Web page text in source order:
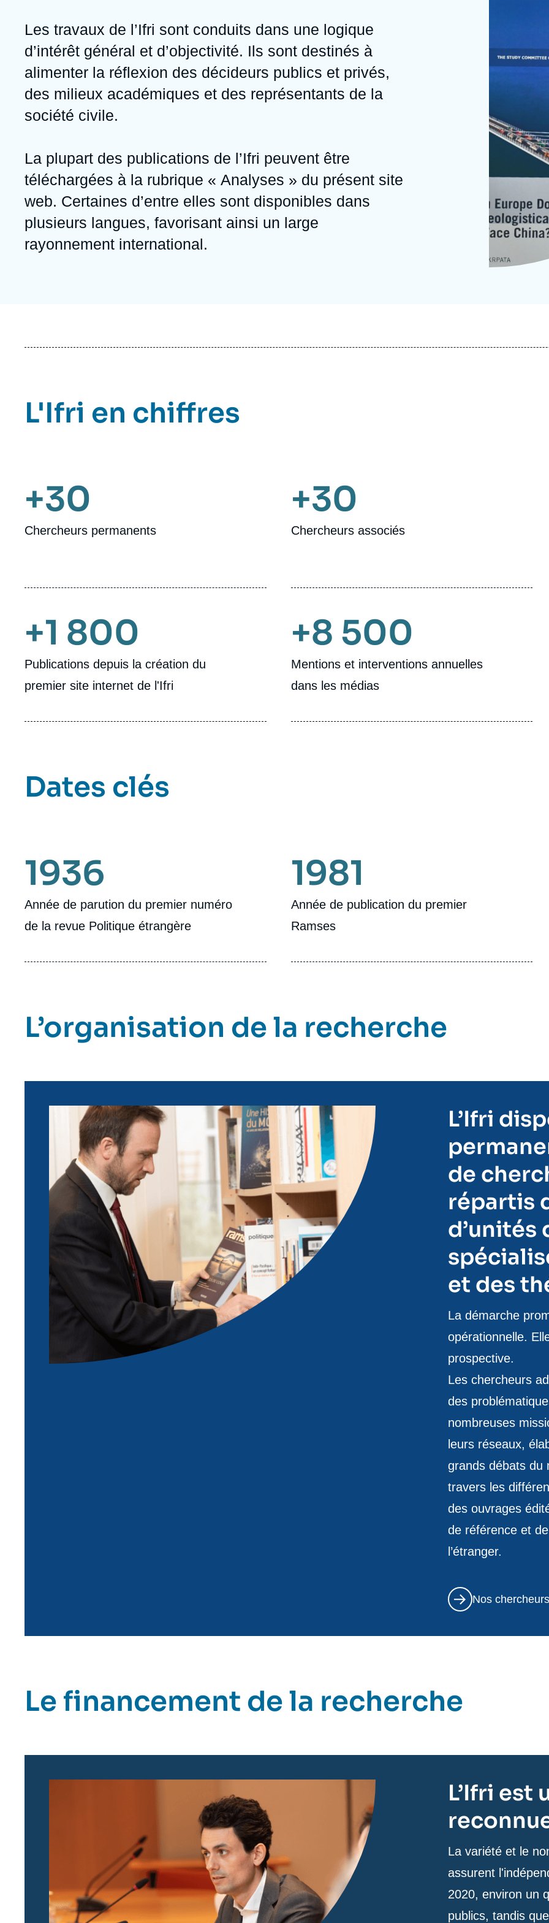
Nous soutenir en tant que professionnel
Politique étrangère
Guerre en Ukraine
Russie - Eurasie
Les travaux de l’Ifri sont conduits dans une logique
d’intérêt général et d’objectivité. Ils sont destinés à
alimenter la réflexion des décideurs publics et privés,
des milieux académiques et des représentants de la
société civile.
La plupart des publications de l’Ifri peuvent être
téléchargées à la rubrique « Analyses » du présent site
web. Certaines d’entre elles sont disponibles dans
plusieurs langues, favorisant ainsi un large
rayonnement international.
L'Ifri en chiffres
+30
Chercheurs permanents
+30
Chercheurs associés
+1 800
Publications depuis la création du
premier site internet de l'Ifri
+8 500
Mentions et interventions annuelles
dans les médias
Dates clés
1936
Année de parution du premier numéro
de la revue Politique étrangère
1981
Année de publication du premier
Ramses
L’organisation de la recherche
L’Ifri
de
répartis
d’unités
et des
Texte
de
contenu
La démarche
opérationnelle.
prospective.
Les chercheurs
des
nombreuses
leurs réseaux,
grands débats du
travers les
des ouvrages
de référence et
l’étranger.
Nos chercheurs
Le financement de la recherche
L’Ifri est
Texte
de
contenu
La variété et le
assurent
2020, environ un
publics, tandis